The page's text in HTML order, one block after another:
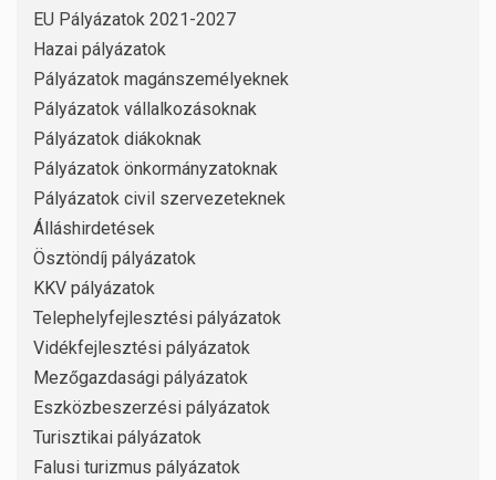
EU Pályázatok 2021-2027
Hazai pályázatok
Pályázatok magánszemélyeknek
Pályázatok vállalkozásoknak
Pályázatok diákoknak
Pályázatok önkormányzatoknak
Pályázatok civil szervezeteknek
Álláshirdetések
Ösztöndíj pályázatok
KKV pályázatok
Telephelyfejlesztési pályázatok
Vidékfejlesztési pályázatok
Mezőgazdasági pályázatok
Eszközbeszerzési pályázatok
Turisztikai pályázatok
Falusi turizmus pályázatok